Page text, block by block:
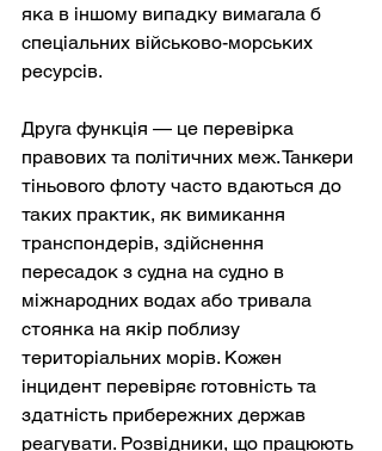
яка в іншому випадку вимагала б
спеціальних військово-морських
ресурсів.
Друга функція — це перевірка
правових та політичних меж. Танкери
тіньового флоту часто вдаються до
таких практик, як вимикання
транспондерів, здійснення
пересадок з судна на судно в
міжнародних водах або тривала
стоянка на якір поблизу
територіальних морів. Кожен
інцидент перевіряє готовність та
здатність прибережних держав
реагувати. Розвідники, що працюють